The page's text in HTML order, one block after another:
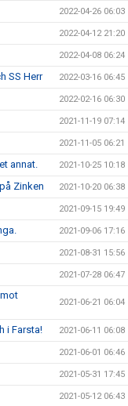
2022-04-26 06:03
2022-04-12 21:20
2022-04-08 06:24
SS Herr 2022-03-16 06:45
2022-02-16 06:30
2021-11-19 07:14
2021-11-05 06:21
annat. 2021-10-25 10:18
Zinken 2021-10-20 06:38
2021-09-15 19:49
2021-09-06 17:16
2021-08-31 15:56
2021-07-28 06:47
2021-06-21 06:04
i Farsta! 2021-06-11 06:08
2021-06-01 06:46
2021-05-31 17:45
2021-05-12 06:43